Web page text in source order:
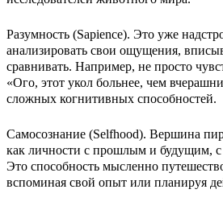
Разумность (Sapience). Это уже
анализировать свои ощущения,
сравнивать. Например, не просто
«Ого, этот укол больнее, чем
сложных когнитивных способностей.
Самосознание (Selfhood). Вершина
как личности с прошлым и будущим, с
Это способность мысленно
вспоминая свой опыт или планируя